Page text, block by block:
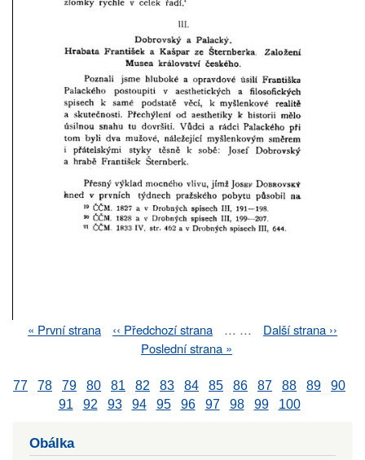
First
« První strana
Previous
‹‹ Předchozí strana … …
Next
Další strana ››
Last
Poslední strana »
77 78 79 80 81 82 83 84 85 86 87 88 89
90
91
92 93 94 95 96 97 98 99 100
Obálka